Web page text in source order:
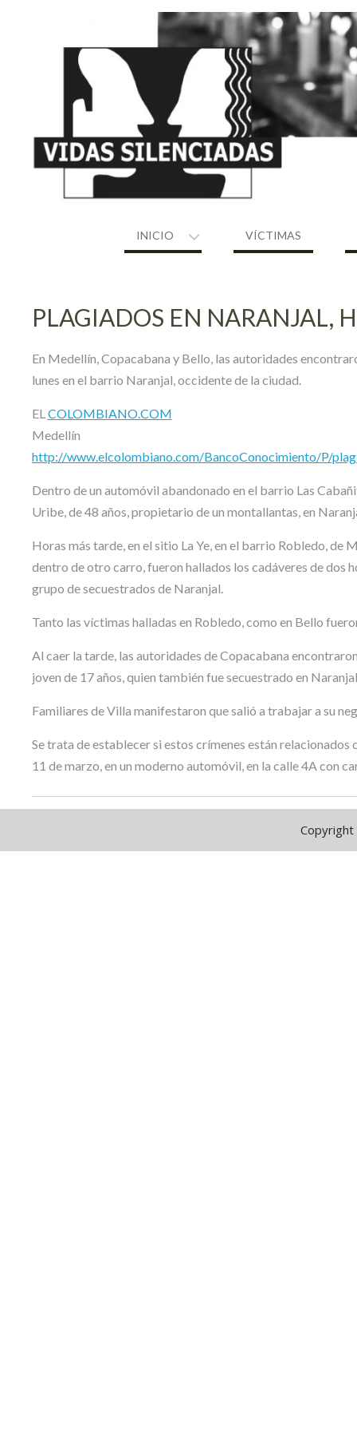
INICIO VÍCTIMAS
PLAGIADOS EN NARANJAL,
En Medellín, Copacabana y Bello, las autoridades
lunes en el barrio Naranjal, occidente de la ciudad.
EL COLOMBIANO.COM
Medellín
http://www.elcolombiano.com/BancoConocimiento/P/
Dentro de un automóvil abandonado en el barrio Las
Uribe, de 48 años, propietario de un montallantas, en
Horas más tarde, en el sitio La Ye, en el barrio Robledo,
dentro de otro carro, fueron hallados los cadáveres de dos
grupo de secuestrados de Naranjal.
Tanto las víctimas halladas en Robledo, como en Bello
Al caer la tarde, las autoridades de Copacabana
joven de 17 años, quien también fue secuestrado en
Familiares de Villa manifestaron que salió a trabajar a su
Se trata de establecer si estos crímenes están
11 de marzo, en un moderno automóvil, en la calle 4A con
Copyright